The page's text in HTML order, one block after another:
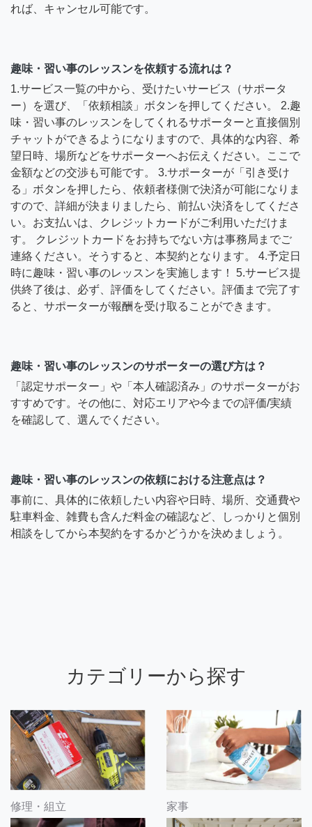
れば、キャンセル可能です。
趣味・習い事のレッスンを依頼する流れは？
1.サービス一覧の中から、受けたいサービス（サポータ
ー）を選び、「依頼相談」ボタンを押してください。 2.趣
味・習い事のレッスンをしてくれるサポーターと直接個別
チャットができるようになりますので、具体的な内容、希
望日時、場所などをサポーターへお伝えください。ここで
金額などの交渉も可能です。 3.サポーターが「引き受け
る」ボタンを押したら、依頼者様側で決済が可能になりま
すので、詳細が決まりましたら、前払い決済をしてくださ
い。お支払いは、クレジットカードがご利用いただけま
す。 クレジットカードをお持ちでない方は事務局までご
連絡ください。そうすると、本契約となります。 4.予定日
時に趣味・習い事のレッスンを実施します！ 5.サービス提
供終了後は、必ず、評価をしてください。評価まで完了す
ると、サポーターが報酬を受け取ることができます。
趣味・習い事のレッスンのサポーターの選び方は？
「認定サポーター」や「本人確認済み」のサポーターがお
すすめです。その他に、対応エリアや今までの評価/実績
を確認して、選んでください。
趣味・習い事のレッスンの依頼における注意点は？
事前に、具体的に依頼したい内容や日時、場所、交通費や
駐車料金、雑費も含んだ料金の確認など、しっかりと個別
相談をしてから本契約をするかどうかを決めましょう。
カテゴリーから探す
修理・組立 家事